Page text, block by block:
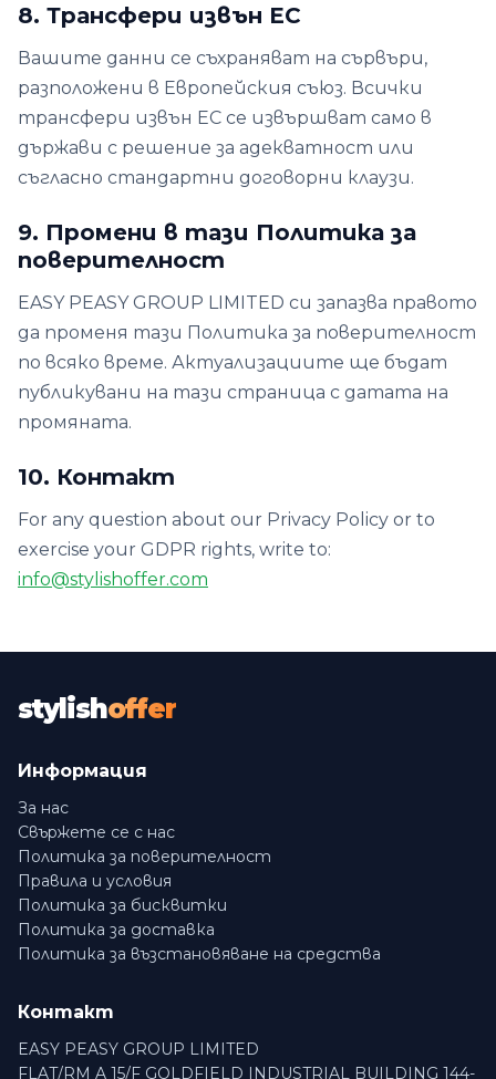
8. Трансфери извън ЕС
Вашите данни се съхраняват на сървъри,
разположени в Европейския съюз. Всички
трансфери извън ЕС се извършват само в
държави с решение за адекватност или
съгласно стандартни договорни клаузи.
9. Промени в тази Политика за
поверителност
EASY PEASY GROUP LIMITED си запазва правото
да променя тази Политика за поверителност
по всяко време. Актуализациите ще бъдат
публикувани на тази страница с датата на
промяната.
10. Контакт
For any question about our Privacy Policy or to
exercise your GDPR rights, write to:
info@stylishoffer.com
stylishoffer
Информация
За нас
Свържете се с нас
Политика за поверителност
Правила и условия
Политика за бисквитки
Политика за доставка
Политика за възстановяване на средства
Контакт
EASY PEASY GROUP LIMITED
FLAT/RM A 15/F GOLDFIELD INDUSTRIAL BUILDING 144-